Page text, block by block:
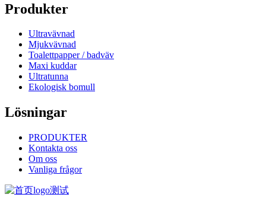
Produkter
Ultravävnad
Mjukvävnad
Toalettpapper / badväv
Maxi kuddar
Ultratunna
Ekologisk bomull
Lösningar
PRODUKTER
Kontakta oss
Om oss
Vanliga frågor